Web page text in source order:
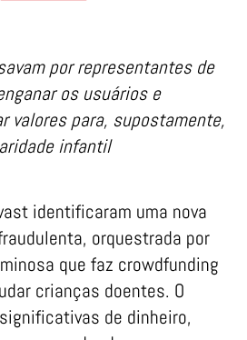
por representantes de
os usuários e
valores para, supostamente,
infantil
identificaram uma nova
orquestrada por
que faz crowdfunding
crianças doentes. O
de dinheiro,